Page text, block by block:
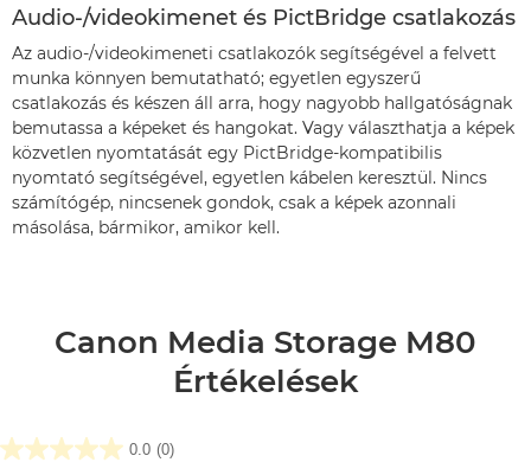
Audio-/videokimenet és PictBridge csatlakozás
Az audio-/videokimeneti csatlakozók segítségével a felvett
munka könnyen bemutatható; egyetlen egyszerű
csatlakozás és készen áll arra, hogy nagyobb hallgatóságnak
bemutassa a képeket és hangokat. Vagy választhatja a képek
közvetlen nyomtatását egy PictBridge-kompatibilis
nyomtató segítségével, egyetlen kábelen keresztül. Nincs
számítógép, nincsenek gondok, csak a képek azonnali
másolása, bármikor, amikor kell.
Canon Media Storage M80
Értékelések
0.0 (0)
0.0